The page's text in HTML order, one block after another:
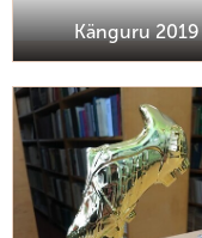
Känguru 2019